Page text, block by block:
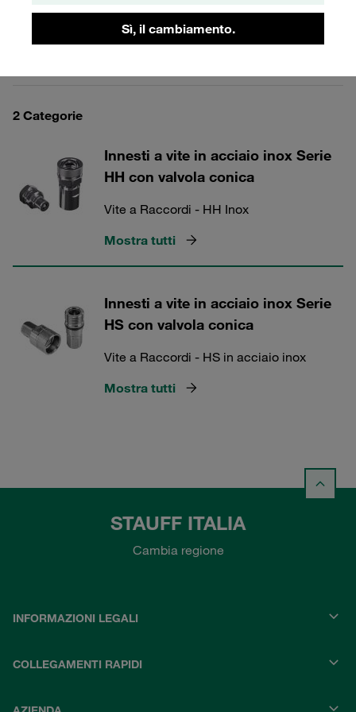
Sì, il cambiamento.
2 Categorie
Innesti a vite in acciaio inox Serie
HH con valvola conica
Vite a Raccordi - HH Inox
Mostra tutti
Innesti a vite in acciaio inox Serie
HS con valvola conica
Vite a Raccordi - HS in acciaio inox
Mostra tutti
STAUFF ITALIA
Cambia regione
INFORMAZIONI LEGALI
COLLEGAMENTI RAPIDI